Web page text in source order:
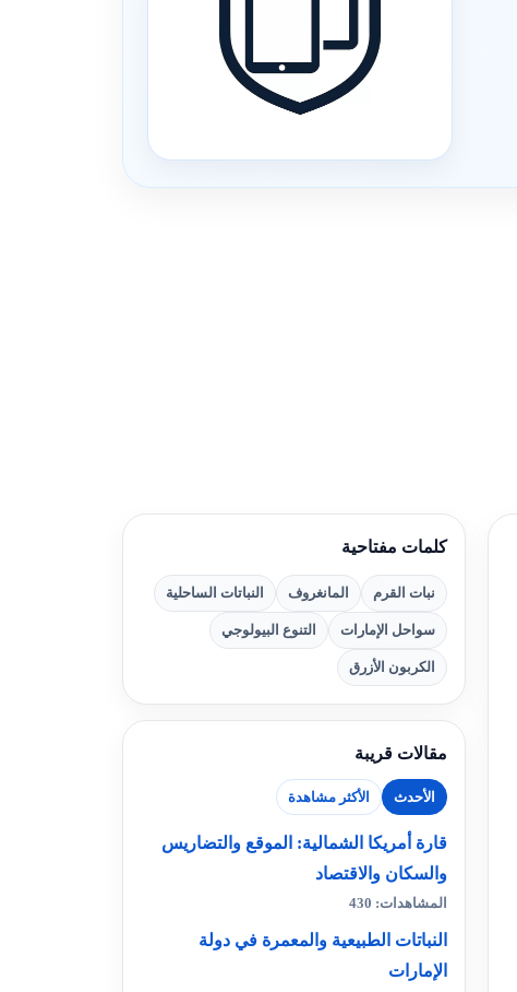
كلمات مفتاحية
نبات القرم المانغروف النباتات الساحلية
سواحل الإمارات التنوع البيولوجي
الكربون الأزرق
مقالات قريبة
الأحدث الأكثر مشاهدة
قارة أمريكا الشمالية: الموقع والتضاريس
والسكان والاقتصاد
المشاهدات: 430
النباتات الطبيعية والمعمرة في دولة
الإمارات